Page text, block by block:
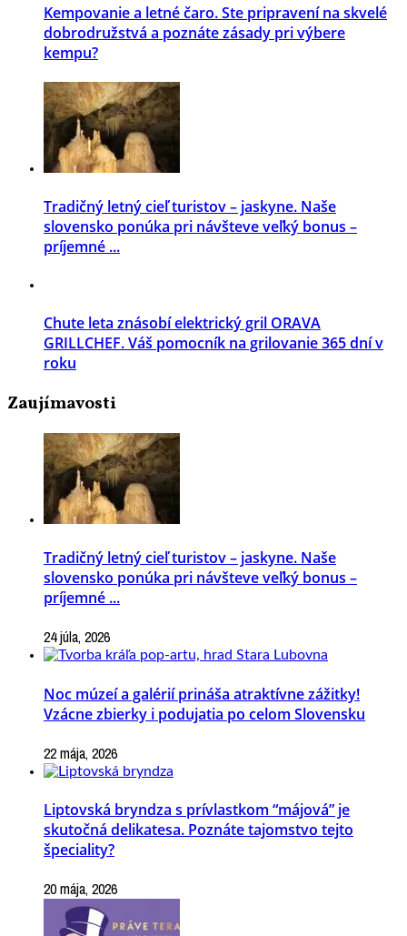
Kempovanie a letné čaro. Ste pripravení na skvelé
dobrodružstvá a poznáte zásady pri výbere
kempu?
Tradičný letný cieľ turistov – jaskyne. Naše
slovensko ponúka pri návšteve veľký bonus –
príjemné ...
Chute leta znásobí elektrický gril ORAVA
GRILLCHEF. Váš pomocník na grilovanie 365 dní v
roku
Zaujímavosti
Tradičný letný cieľ turistov – jaskyne. Naše
slovensko ponúka pri návšteve veľký bonus –
príjemné ...
24 júla, 2026
Noc múzeí a galérií prináša atraktívne zážitky!
Vzácne zbierky i podujatia po celom Slovensku
22 mája, 2026
Liptovská bryndza s prívlastkom “májová” je
skutočná delikatesa. Poznáte tajomstvo tejto
špeciality?
20 mája, 2026